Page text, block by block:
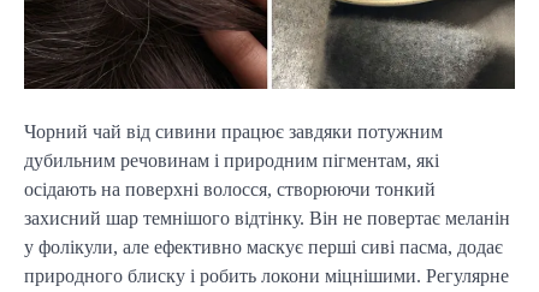
Чорний чай від сивини працює завдяки потужним
дубильним речовинам і природним пігментам, які
осідають на поверхні волосся, створюючи тонкий
захисний шар темнішого відтінку. Він не повертає меланін
у фолікули, але ефективно маскує перші сиві пасма, додає
природного блиску і робить локони міцнішими. Регулярне